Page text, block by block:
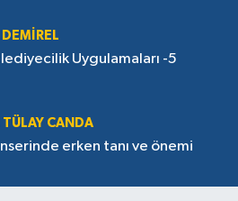
Uygulamaları -5
TÜLAY CANDA
erken tanı ve önemi